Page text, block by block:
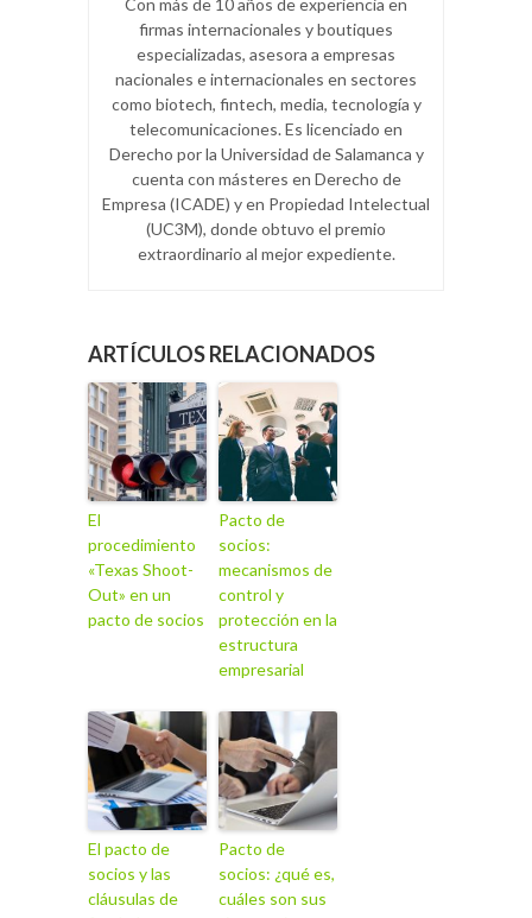
Con más de 10 años de experiencia en
firmas internacionales y boutiques
especializadas, asesora a empresas
nacionales e internacionales en sectores
como biotech, fintech, media, tecnología y
telecomunicaciones. Es licenciado en
Derecho por la Universidad de Salamanca y
cuenta con másteres en Derecho de
Empresa (ICADE) y en Propiedad Intelectual
(UC3M), donde obtuvo el premio
extraordinario al mejor expediente.
ARTÍCULOS RELACIONADOS
El
procedimiento
«Texas Shoot-
Out» en un
pacto de socios
Pacto de
socios:
mecanismos de
control y
protección en la
estructura
empresarial
El pacto de
socios y las
cláusulas de
Pacto de
socios: ¿qué es,
cuáles son sus